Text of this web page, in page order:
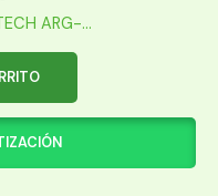
ARG-...